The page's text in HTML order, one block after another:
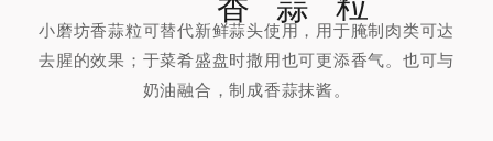
小磨坊香蒜粒可替代新鲜蒜头使用，用于腌制肉类可达
去腥的效果；于菜肴盛盘时撒用也可更添香气。也可与
奶油融合，制成香蒜抹酱。